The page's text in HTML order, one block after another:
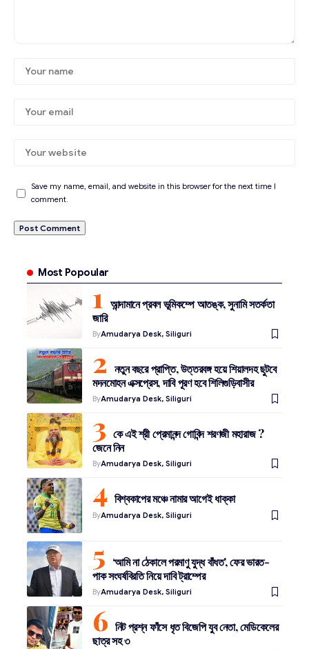
Save my name, email, and website in this browser for the next time I
comment.
Most Popoular
আন্দামানে প্রবল ভূমিকম্পে আতঙ্ক, সুনামি সতর্কতা
জারি
ByAmudarya Desk, Siliguri
নতুন বছরে প্রাপ্তি, উত্তরবঙ্গ হয়ে শিয়ালদহ ছুটবে
মদনমোহন এক্সপ্রেস, দাবি পূরণ হবে শিলিগুড়িবাসীর
ByAmudarya Desk, Siliguri
কে এই শ্রী প্রেমানন্দ গোবিন্দ শরণজী মহারাজ ?
জেনে নিন
ByAmudarya Desk, Siliguri
বিশ্বকাপের মঞ্চে নামার আগেই ধাক্কা
ByAmudarya Desk, Siliguri
‘আমি না ঠেকালে পরমাণু যুদ্ধ বাঁধত’, ফের ভারত-
পাক সংঘর্ষবিরতি নিয়ে দাবি ট্রাম্পের
ByAmudarya Desk, Siliguri
নিট প্রশ্ন ফাঁসে ধৃত বিজেপি যুব নেতা, মেডিকেলের
ছাত্র সহ ৩